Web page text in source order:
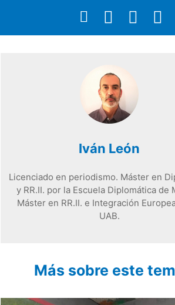
Iván León
Licenciado en periodismo. Máster en
y RR.II. por la Escuela Diplomática de
Máster en RR.II. e Integración
UAB.
Más sobre este